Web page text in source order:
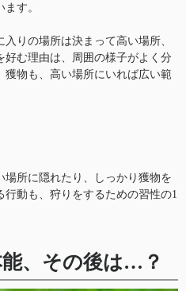
す。
りの場所は決まって高い場所、
好む理由は、周囲の様子がよく分
物も、高い場所にいれば広い範
所に隠れたり、しっかり獲物を
動も、狩りをするための習性の1
、その後は…？